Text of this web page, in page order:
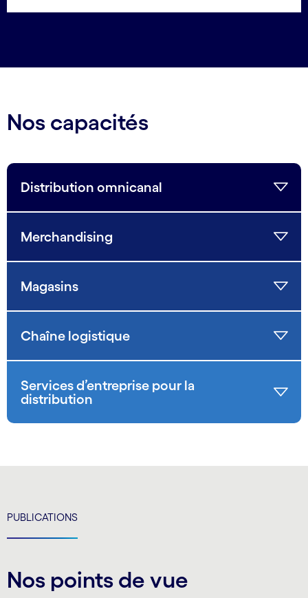
Nos capacités
Distribution omnicanal
Merchandising
Magasins
Chaîne logistique
Services d’entreprise pour la
distribution
PUBLICATIONS
Nos points de vue